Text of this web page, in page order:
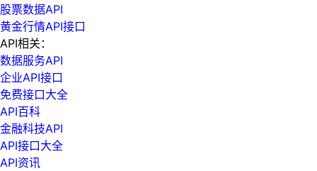
股票数据API
黄金行情API接口
API相关：
数据服务API
企业API接口
免费接口大全
API百科
金融科技API
API接口大全
API资讯